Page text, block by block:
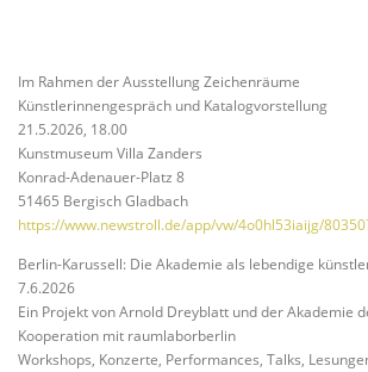
Im Rahmen der Ausstellung Zeichenräume
Künstlerinnengespräch und Katalogvorstellung
21.5.2026, 18.00
Kunstmuseum Villa Zanders
Konrad-Adenauer-Platz 8
51465 Bergisch Gladbach
https://www.newstroll.de/app/vw/4o0hl53iaijg/
Berlin-Karussell: Die Akademie als lebendige
7.6.2026
Ein Projekt von Arnold Dreyblatt und der Akademie
Kooperation mit raumlaborberlin
Workshops, Konzerte, Performances, Talks,